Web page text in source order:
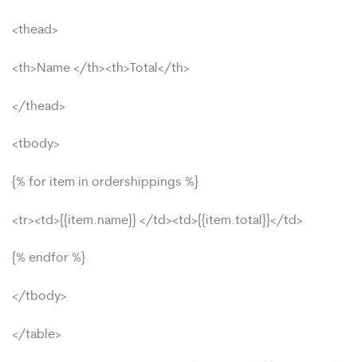
<thead>
<th>Name </th><th>Total</th>
</thead>
<tbody>
{% for item in ordershippings %}
<tr><td>{{item.name}} </td><td>{{item.total}}</td>
{% endfor %}
</tbody>
</table>